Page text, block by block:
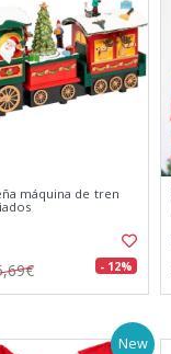
máquina de tren
- 12%
New